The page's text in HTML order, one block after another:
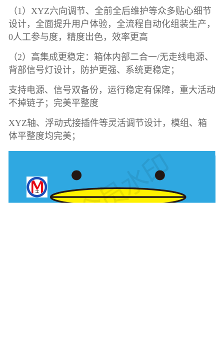
（1）XYZ六向调节、全前全后维护等众多贴心细节
设计，全面提升用户体验，全流程自动化组装生产，
0人工参与度，精度出色，效率更高
（2）高集成更稳定：箱体内部二合一/无走线电源、
背部信号灯设计，防护更强、系统更稳定；
支持电源、信号双备份，运行稳定有保障，重大活动
不掉链子；完美平整度
XYZ轴、浮动式接插件等灵活调节设计，模组、箱
体平整度均完美；